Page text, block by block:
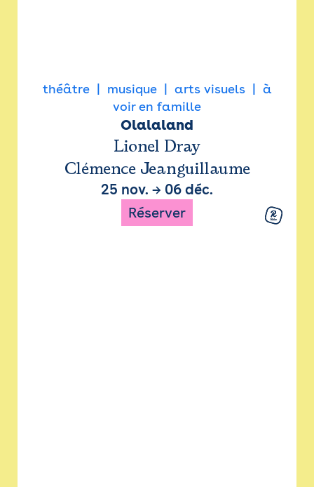
théâtre musique arts visuels
à
voir en famille
Olalaland
Lionel Dray
Clémence Jeanguillaume
25 nov. → 06 déc.
Réserver